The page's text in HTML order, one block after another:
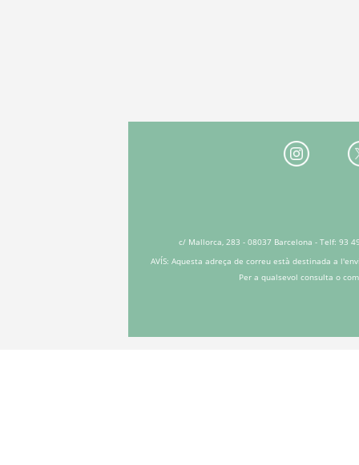
c/ Mallorca, 283 - 08037 Barcelona - Telf: 93
AVÍS: Aquesta adreça de correu està destinada a
Per a qualsevol consulta o